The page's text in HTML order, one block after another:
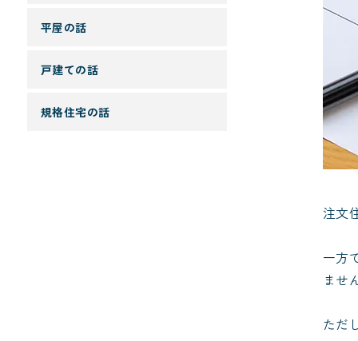
注文
一方
ませ
ただ
平屋の話
戸建ての話
規格住宅の話